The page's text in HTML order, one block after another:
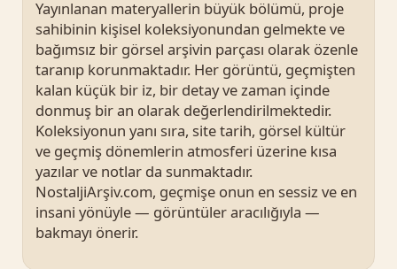
Yayınlanan materyallerin büyük bölümü, proje
sahibinin kişisel koleksiyonundan gelmekte ve
bağımsız bir görsel arşivin parçası olarak özenle
taranıp korunmaktadır. Her görüntü, geçmişten
kalan küçük bir iz, bir detay ve zaman içinde
donmuş bir an olarak değerlendirilmektedir.
Koleksiyonun yanı sıra, site tarih, görsel kültür
ve geçmiş dönemlerin atmosferi üzerine kısa
yazılar ve notlar da sunmaktadır.
NostaljiArşiv.com, geçmişe onun en sessiz ve en
insani yönüyle — görüntüler aracılığıyla —
bakmayı önerir.